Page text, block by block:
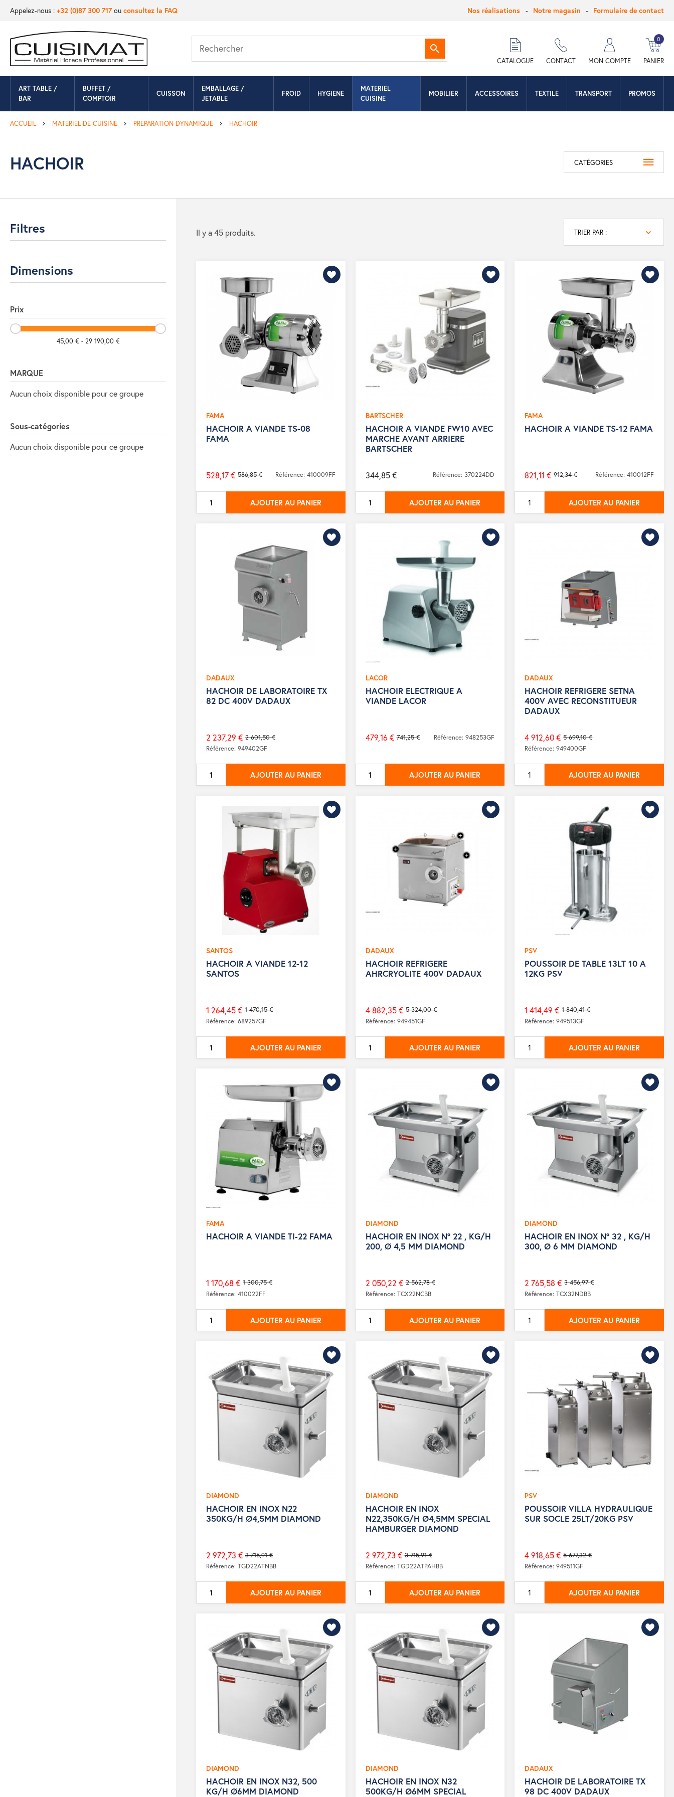
Appelez-nous : +32 (0)87 300 717ou consultez la FAQ Nos réalisations Notre magasin Formulaire de contact
Rechercher
CATALOGUE CONTACT MON COMPTE PANIER
0
ART TABLE /
BAR
BUFFET /
COMPTOIR
CUISSON
EMBALLAGE /
JETABLE
FROID HYGIENE
MATERIEL
CUISINE
MOBILIER ACCESSOIRES TEXTILE TRANSPORT PROMOS
ACCUEIL MATERIEL DE CUISINE PREPARATION DYNAMIQUE HACHOIR
HACHOIR CATÉGORIES
Filtres
Dimensions
Prix
45,00 € - 29 190,00 €
MARQUE
Aucun choix disponible pour ce groupe
Sous-catégories
Aucun choix disponible pour ce groupe
Il y a 45 produits. TRIER PAR :
FAMA
HACHOIR A VIANDE TS-08
FAMA
Prix
de
base
586,85 €
528,17 € Référence: 410009FF
AJOUTER AU PANIER
BARTSCHER
HACHOIR A VIANDE FW10 AVEC
MARCHE AVANT ARRIERE
BARTSCHER
344,85 € Référence: 370224DD
AJOUTER AU PANIER
FAMA
HACHOIR A VIANDE TS-12 FAMA
Prix
de
base
912,34 €
821,11 € Référence: 410012FF
AJOUTER AU PANIER
DADAUX
HACHOIR DE LABORATOIRE TX
82 DC 400V DADAUX
Prix
2 601,50 €
2 237,29 €
Référence: 949402GF
AJOUTER AU PANIER
LACOR
HACHOIR ELECTRIQUE A
VIANDE LACOR
Prix
741,25 €
479,16 € Référence: 948253GF
AJOUTER AU PANIER
DADAUX
HACHOIR REFRIGERE SETNA
400V AVEC RECONSTITUEUR
DADAUX
Prix
5 699,10 €
4 912,60 €
Référence: 949400GF
AJOUTER AU PANIER
SANTOS
HACHOIR A VIANDE 12-12
SANTOS
Prix
1 470,15 €
1 264,45 €
Référence: 689257GF
AJOUTER AU PANIER
DADAUX
HACHOIR REFRIGERE
AHRCRYOLITE 400V DADAUX
Prix
5 324,00 €
4 882,35 €
Référence: 949451GF
AJOUTER AU PANIER
PSV
POUSSOIR DE TABLE 13LT 10 A
12KG PSV
Prix
1 840,41 €
1 414,49 €
Référence: 949513GF
AJOUTER AU PANIER
FAMA
HACHOIR A VIANDE TI-22 FAMA
Prix
base
1 300,75 €
1 170,68 €
Référence: 410022FF
AJOUTER AU PANIER
DIAMOND
HACHOIR EN INOX N° 22 , KG/H
200, Ø 4,5 MM DIAMOND
Prix
base
2 562,78 €
2 050,22 €
Référence: TCX22NCBB
AJOUTER AU PANIER
DIAMOND
HACHOIR EN INOX N° 32 , KG/H
300, Ø 6 MM DIAMOND
Prix
base
3 456,97 €
2 765,58 €
Référence: TCX32NDBB
AJOUTER AU PANIER
DIAMOND
HACHOIR EN INOX N22
350KG/H Ø4,5MM DIAMOND
Prix
3 715,91 €
2 972,73 €
Référence: TGD22ATNBB
AJOUTER AU PANIER
DIAMOND
HACHOIR EN INOX
N22,350KG/H Ø4,5MM SPECIAL
HAMBURGER DIAMOND
Prix
3 715,91 €
2 972,73 €
Référence: TGD22ATPAHBB
AJOUTER AU PANIER
PSV
POUSSOIR VILLA HYDRAULIQUE
SUR SOCLE 25LT/20KG PSV
Prix
5 677,32 €
4 918,65 €
Référence: 949511GF
AJOUTER AU PANIER
DIAMOND
HACHOIR EN INOX N32, 500
KG/H Ø6MM DIAMOND
DIAMOND
HACHOIR EN INOX N32
500KG/H Ø6MM SPECIAL
DADAUX
HACHOIR DE LABORATOIRE TX
98 DC 400V DADAUX